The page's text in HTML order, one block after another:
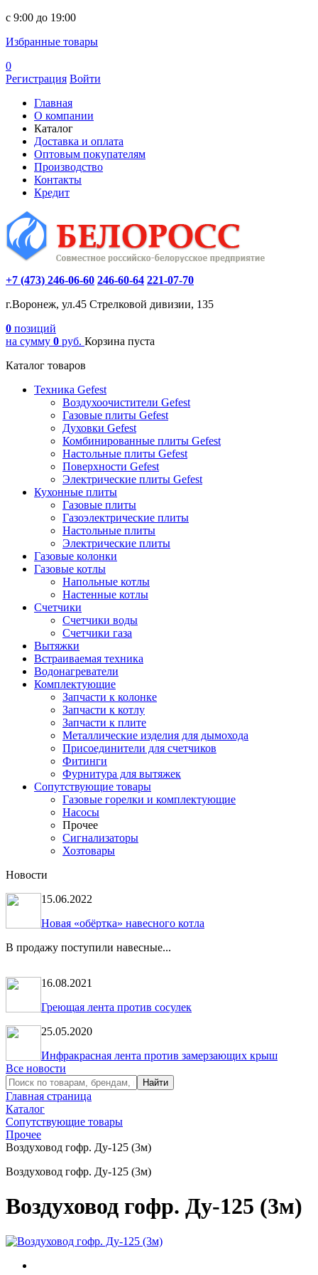
c 9:00 до 19:00
Избранные товары
0
Регистрация Войти
Главная
О компании
Каталог
Доставка и оплата
Оптовым покупателям
Производство
Контакты
Кредит
+7 (473) 246-06-60 246-60-64 221-07-70
г.Воронеж, ул.45 Стрелковой дивизии, 135
0 позиций
на сумму 0 руб. Корзина пуста
Каталог товаров
Техника Gefest
Воздухоочистители Gefest
Газовые плиты Gefest
Духовки Gefest
Комбинированные плиты Gefest
Настольные плиты Gefest
Поверхности Gefest
Электрические плиты Gefest
Кухонные плиты
Газовые плиты
Газоэлектрические плиты
Настольные плиты
Электрические плиты
Газовые колонки
Газовые котлы
Напольные котлы
Настенные котлы
Счетчики
Счетчики воды
Счетчики газа
Вытяжки
Встраиваемая техника
Водонагреватели
Комплектующие
Запчасти к колонке
Запчасти к котлу
Запчасти к плите
Металлические изделия для дымохода
Присоединители для счетчиков
Фитинги
Фурнитура для вытяжек
Сопутствующие товары
Газовые горелки и комплектующие
Насосы
Прочее
Сигнализаторы
Хозтовары
Новости
15.06.2022
Новая «обёртка» навесного котла
В продажу поступили навесные...
16.08.2021
Греющая лента против сосулек
25.05.2020
Инфракрасная лента против замерзающих крыш
Все новости
Главная страница
Каталог
Сопутствующие товары
Прочее
Воздуховод гофр. Ду-125 (3м)
Воздуховод гофр. Ду-125 (3м)
Воздуховод гофр. Ду-125 (3м)